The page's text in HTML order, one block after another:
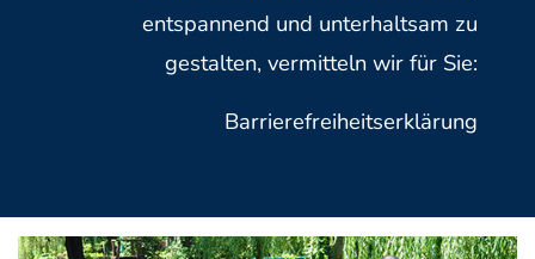
entspannend und unterhaltsam zu
gestalten, vermitteln wir für Sie:
Barrierefreiheitserklärung